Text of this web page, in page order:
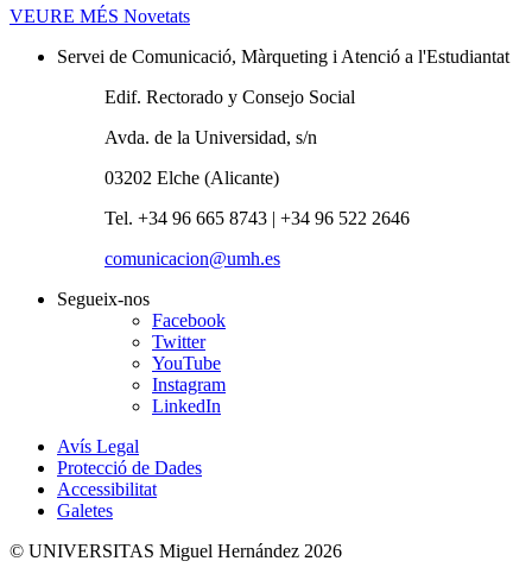
VEURE MÉS Novetats
Servei de Comunicació, Màrqueting i Atenció a l'Estudiantat
Edif. Rectorado y Consejo Social
Avda. de la Universidad, s/n
03202 Elche (Alicante)
Tel. +34 96 665 8743 | +34 96 522 2646
comunicacion@umh.es
Segueix-nos
Facebook
Twitter
YouTube
Instagram
LinkedIn
Avís Legal
Protecció de Dades
Accessibilitat
Galetes
© UNIVERSITAS Miguel Hernández 2026